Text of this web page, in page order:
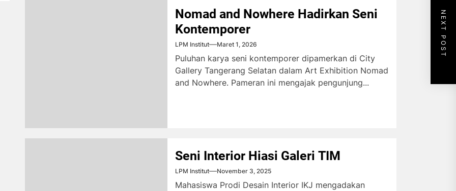
NEXT POST
Nomad and Nowhere Hadirkan Seni
Kontemporer
LPM Institut Maret 1, 2026
Puluhan karya seni kontemporer dipamerkan di City
Gallery Tangerang Selatan dalam Art Exhibition Nomad
and Nowhere. Pameran ini mengajak pengunjung...
Seni Interior Hiasi Galeri TIM
LPM Institut November 3, 2025
Mahasiswa Prodi Desain Interior IKJ mengadakan